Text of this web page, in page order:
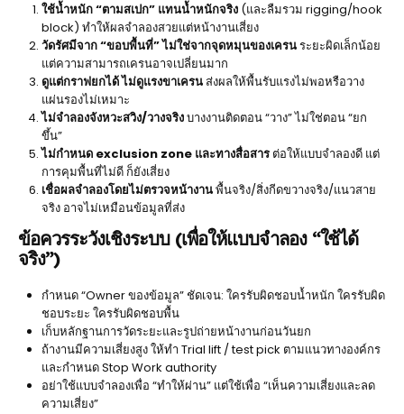
ใช้น้ำหนัก “ตามสเปก” แทนน้ำหนักจริง (และลืมรวม rigging/hook
block) ทำให้ผลจำลองสวยแต่หน้างานเสี่ยง
วัดรัศมีจาก “ขอบพื้นที่” ไม่ใช่จากจุดหมุนของเครนระยะผิดเล็กน้อย
แต่ความสามารถเครนอาจเปลี่ยนมาก
ดูแต่กราฟยกได้ ไม่ดูแรงขาเครน ส่งผลให้พื้นรับแรงไม่พอหรือวาง
แผ่นรองไม่เหมาะ
ไม่จำลองจังหวะสวิง/วางจริงบางงานติดตอน “วาง” ไม่ใช่ตอน “ยก
ขึ้น”
ไม่กำหนด exclusion zone และทางสื่อสาร ต่อให้แบบจำลองดี แต่
การคุมพื้นที่ไม่ดี ก็ยังเสี่ยง
เชื่อผลจำลองโดยไม่ตรวจหน้างานพื้นจริง/สิ่งกีดขวางจริง/แนวสาย
จริง อาจไม่เหมือนข้อมูลที่ส่ง
ข้อควรระวังเชิงระบบ (เพื่อให้แบบจำลอง “ใช้ได้
จริง”)
กำหนด “Owner ของข้อมูล” ชัดเจน: ใครรับผิดชอบน้ำหนัก ใครรับผิด
ชอบระยะ ใครรับผิดชอบพื้น
เก็บหลักฐานการวัดระยะและรูปถ่ายหน้างานก่อนวันยก
ถ้างานมีความเสี่ยงสูง ให้ทำ Trial lift / test pick ตามแนวทางองค์กร
และกำหนด Stop Work authority
อย่าใช้แบบจำลองเพื่อ “ทำให้ผ่าน” แต่ใช้เพื่อ “เห็นความเสี่ยงและลด
ความเสี่ยง”